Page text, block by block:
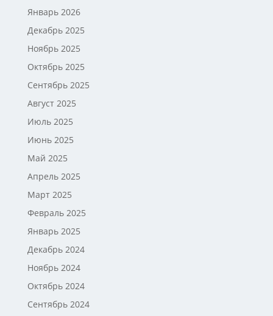
Январь 2026
Декабрь 2025
Ноябрь 2025
Октябрь 2025
Сентябрь 2025
Август 2025
Июль 2025
Июнь 2025
Май 2025
Апрель 2025
Март 2025
Февраль 2025
Январь 2025
Декабрь 2024
Ноябрь 2024
Октябрь 2024
Сентябрь 2024